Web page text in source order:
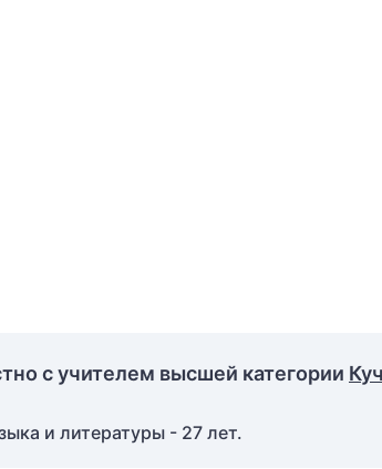
с учителем высшей категории
и литературы - 27 лет.